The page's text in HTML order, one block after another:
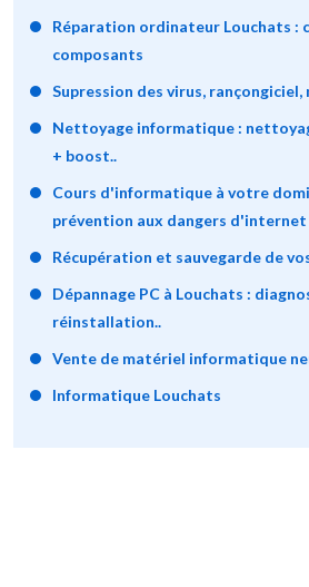
Réparation ordinateur Louchats :
composants
Supression des virus,
Nettoyage informatique :
+ boost..
Cours d'informatique à votre
prévention aux dangers d'internet
Récupération et sauvegarde de
Dépannage PC à Louchats :
réinstallation..
Vente de matériel informatique
Informatique Louchats